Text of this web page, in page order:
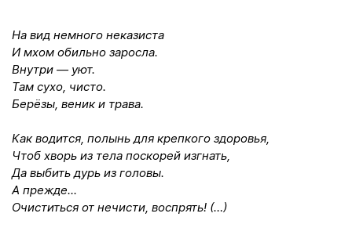
На вид немного неказиста
И мхом обильно заросла.
Внутри — уют.
Там сухо, чисто.
Берёзы, веник и трава.
Как водится, полынь для крепкого здоровья,
Чтоб хворь из тела поскорей изгнать,
Да выбить дурь из головы.
А прежде...
Очиститься от нечисти, воспрять! (…)